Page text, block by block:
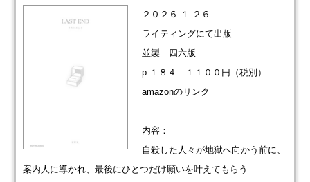
２０２６.１.２６
ライティングにて出版
並製 四六版
p.１８４ １１００円（税別）
amazonのリンク
内容：
自殺した人々が地獄へ向かう前に、
案内人に導かれ、最後にひとつだけ願いを叶えてもらう――